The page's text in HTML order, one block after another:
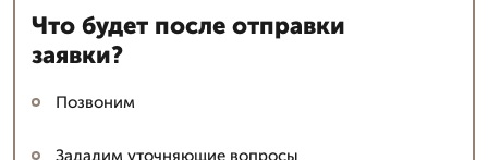
Что будет после отправки
заявки?
Позвоним
Зададим уточняющие вопросы